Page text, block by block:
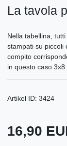
La tavola
Nella tabellina,
stampati su piccoli
compito
in questo caso 3x8
Artikel ID: 3424
16,90